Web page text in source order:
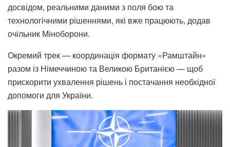
досвідом, реальними даними з поля бою та
технологічними рішеннями, які вже працюють, додав
очільник Міноборони.
Окремий трек — координація формату «Рамштайн»
разом із Німеччиною та Великою Британією — щоб
прискорити ухвалення рішень і постачання необхідної
допомоги для України.